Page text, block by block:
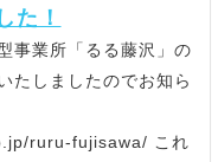
た！
事業所「るる藤沢」の
たしましたのでお知ら
ruru-fujisawa/ これ